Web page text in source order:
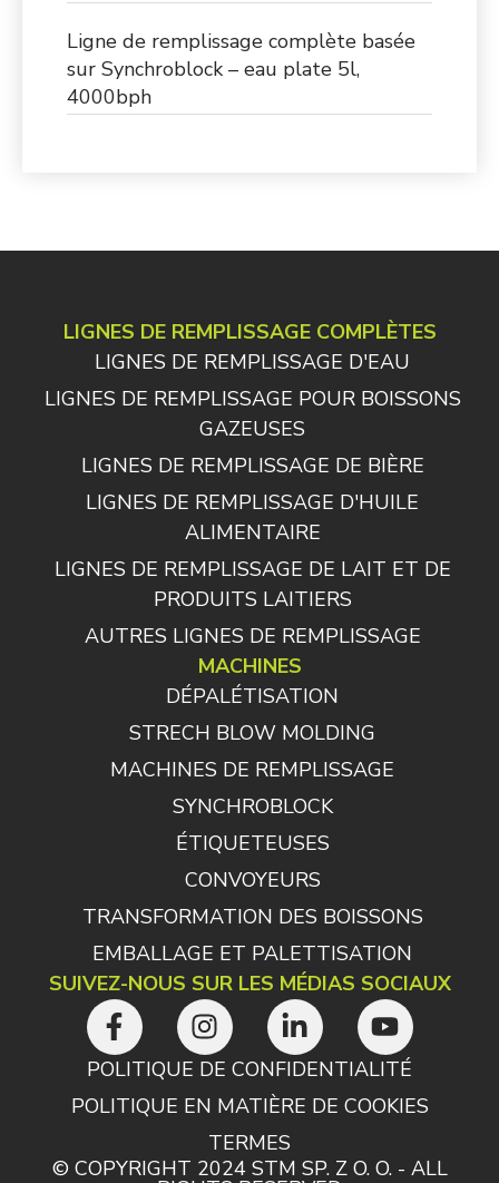
Ligne de remplissage complète basée
sur Synchroblock – eau plate 5l,
4000bph
LIGNES DE REMPLISSAGE COMPLÈTES
LIGNES DE REMPLISSAGE D'EAU
LIGNES DE REMPLISSAGE POUR BOISSONS
GAZEUSES
LIGNES DE REMPLISSAGE DE BIÈRE
LIGNES DE REMPLISSAGE D'HUILE
ALIMENTAIRE
LIGNES DE REMPLISSAGE DE LAIT ET DE
PRODUITS LAITIERS
AUTRES LIGNES DE REMPLISSAGE
MACHINES
DÉPALÉTISATION
STRECH BLOW MOLDING
MACHINES DE REMPLISSAGE
SYNCHROBLOCK
ÉTIQUETEUSES
CONVOYEURS
TRANSFORMATION DES BOISSONS
EMBALLAGE ET PALETTISATION
SUIVEZ-NOUS SUR LES MÉDIAS SOCIAUX
POLITIQUE DE CONFIDENTIALITÉ
POLITIQUE EN MATIÈRE DE COOKIES
TERMES
© COPYRIGHT 2024 STM SP. Z O. O. - ALL